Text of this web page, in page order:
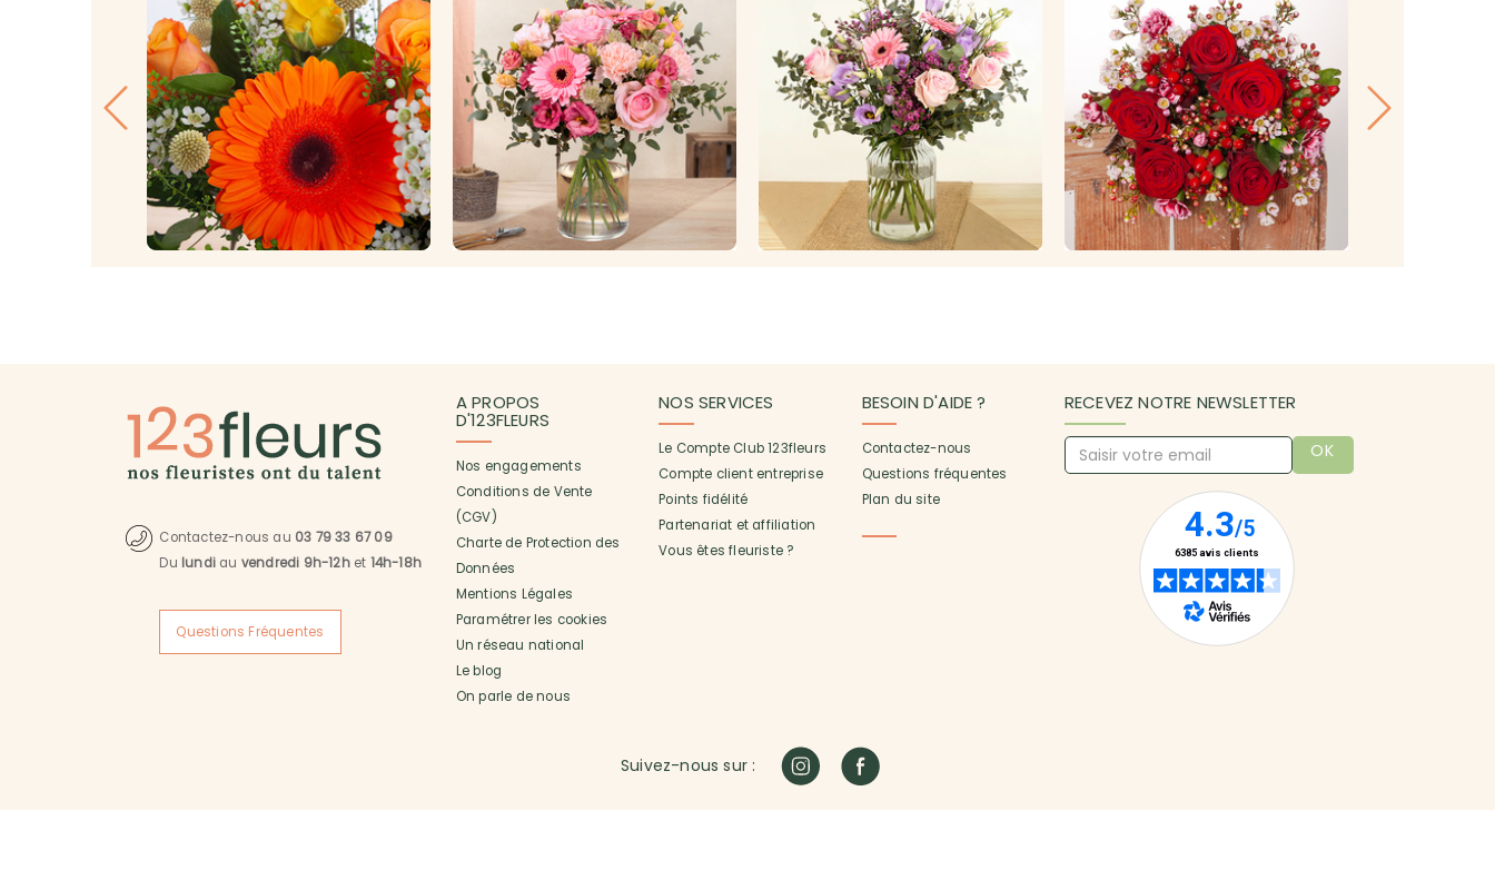
Contactez-nous au 03 79 33 67 09
Du lundi au vendredi 9h-12het 14h-18h
Questions Fréquentes
A PROPOS
D'123FLEURS
Nos engagements
Conditions de Vente
(CGV)
Charte de Protection des
Données
Mentions Légales
Paramétrer les cookies
Un réseau national
Le blog
On parle de nous
NOS SERVICES
Le Compte Club 123fleurs
Compte client entreprise
Points fidélité
Partenariat et affiliation
Vous êtes fleuriste ?
BESOIN D'AIDE ?
Contactez-nous
Questions fréquentes
Plan du site
RECEVEZ NOTRE NEWSLETTER
OK
Suivez-nous sur :